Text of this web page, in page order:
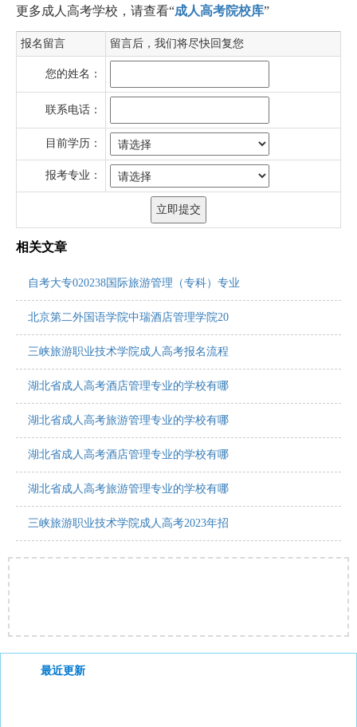
更多成人高考学校，请查看“成人高考院校库”
报名留言 留言后，我们将尽快回复您
您的姓名：
联系电话：
目前学历：
报考专业：
相关文章
自考大专020238国际旅游管理（专科）专业
北京第二外国语学院中瑞酒店管理学院20
三峡旅游职业技术学院成人高考报名流程
湖北省成人高考酒店管理专业的学校有哪
湖北省成人高考旅游管理专业的学校有哪
湖北省成人高考酒店管理专业的学校有哪
湖北省成人高考旅游管理专业的学校有哪
三峡旅游职业技术学院成人高考2023年招
最近更新